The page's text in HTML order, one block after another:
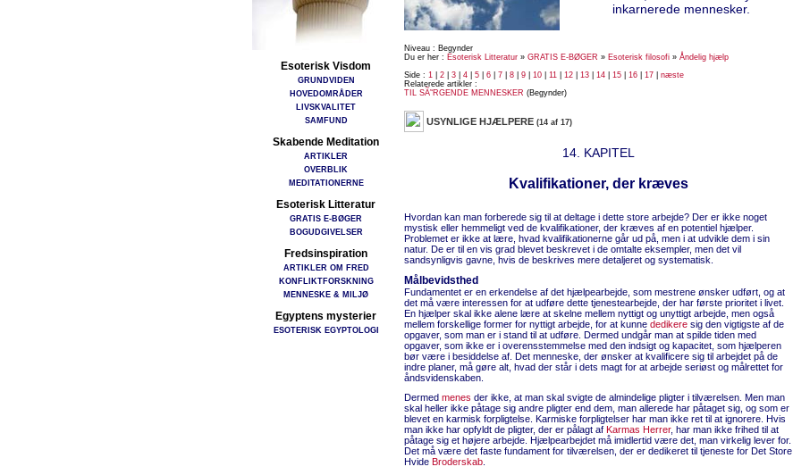
Esoterisk Visdom
GRUNDVIDEN
HOVEDOMRÅDER
LIVSKVALITET
SAMFUND
Skabende Meditation
ARTIKLER
OVERBLIK
MEDITATIONERNE
Esoterisk Litteratur
GRATIS E-BØGER
BOGUDGIVELSER
Fredsinspiration
ARTIKLER OM FRED
KONFLIKTFORSKNING
MENNESKE & MILJØ
Egyptens mysterier
ESOTERISK EGYPTOLOGI
inkarnerede mennesker.
Niveau : Begynder
Du er her : Esoterisk Litteratur » GRATIS E-BØGER » Esoterisk filosofi » Åndelig hjælp
Side : 1 2 3 4 5 6 7 8 9 10 11 12 13 14 15 16 17
næste
Relaterede artikler :
TIL SÃ˜RGENDE MENNESKER (Begynder)
USYNLIGE HJÆLPERE (14 af 17)
14. KAPITEL
Kvalifikationer, der kræves
Hvordan kan man forberede sig til at deltage i dette store arbejde? Der er ikke noget
mystisk eller hemmeligt ved de kvalifikationer, der kræves af en potentiel hjælper.
Problemet er ikke at lære, hvad kvalifikationerne går ud på, men i at udvikle dem i sin
natur. De er til en vis grad blevet beskrevet i de omtalte eksempler, men det vil
sandsynligvis gavne, hvis de beskrives mere detaljeret og systematisk.
Målbevidsthed
Fundamentet er en erkendelse af det hjælpearbejde, som mestrene ønsker udført, og at
det må være interessen for at udføre dette tjenestearbejde, der har første prioritet i livet.
En hjælper skal ikke alene lære at skelne mellem nyttigt og unyttigt arbejde, men også
mellem forskellige former for nyttigt arbejde, for at kunne dedikere sig den vigtigste af de
opgaver, som man er i stand til at udføre. Dermed undgår man at spilde tiden med
opgaver, som ikke er i overensstemmelse med den indsigt og kapacitet, som hjælperen
bør være i besiddelse af. Det menneske, der ønsker at kvalificere sig til arbejdet på de
indre planer, må gøre alt, hvad der står i dets magt for at arbejde seriøst og målrettet for
åndsvidenskaben.
Dermed menes der ikke, at man skal svigte de almindelige pligter i tilværelsen. Men man
skal heller ikke påtage sig andre pligter end dem, man allerede har påtaget sig, og som er
blevet en karmisk forpligtelse. Karmiske forpligtelser har man ikke ret til at ignorere. Hvis
man ikke har opfyldt de pligter, der er pålagt af Karmas Herrer, har man ikke frihed til at
påtage sig et højere arbejde. Hjælpearbejdet må imidlertid være det, man virkelig lever for.
Det må være det faste fundament for tilværelsen, der er dedikeret til tjeneste for Det Store
Hvide Broderskab